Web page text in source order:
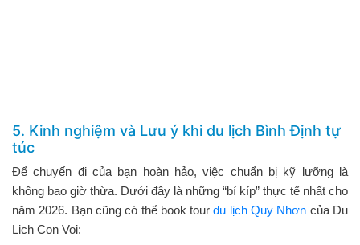
5. Kinh nghiệm và Lưu ý khi du lịch Bình Định tự
túc
Để chuyến đi của bạn hoàn hảo, việc chuẩn bị kỹ lưỡng là
không bao giờ thừa. Dưới đây là những “bí kíp” thực tế nhất cho
năm 2026. Bạn cũng có thể book tourdu lịch Quy Nhơn của Du
Lịch Con Voi: